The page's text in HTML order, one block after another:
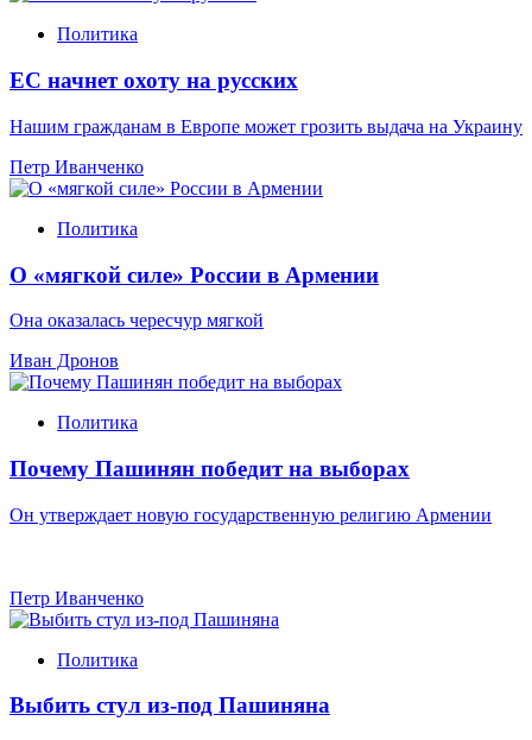
Политика
ЕС начнет охоту на русских
Нашим гражданам в Европе может грозить выдача на Украину
Петр Иванченко
Политика
О «мягкой силе» России в Армении
Она оказалась чересчур мягкой
Иван Дронов
Политика
Почему Пашинян победит на выборах
Он утверждает новую государственную религию Армении
Петр Иванченко
Политика
Выбить стул из-под Пашиняна